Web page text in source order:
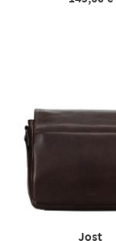
Jost